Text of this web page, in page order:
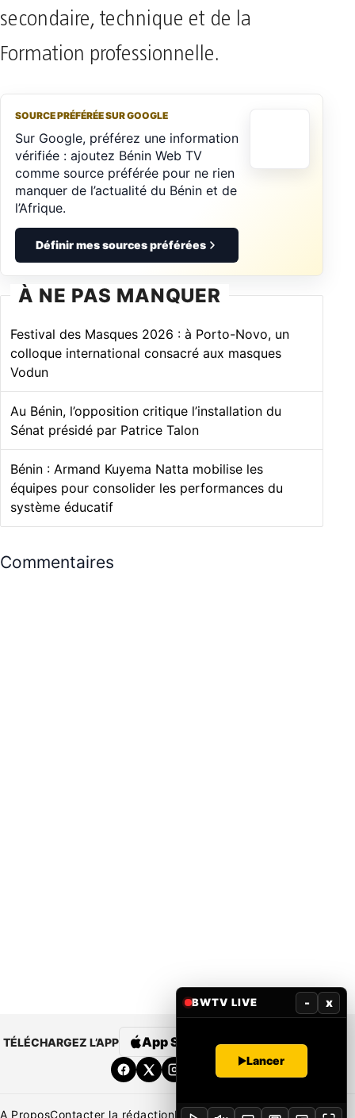
secondaire, technique et de la
Formation professionnelle.
SOURCE PRÉFÉRÉE SUR GOOGLE
Sur Google, préférez une information
vérifiée : ajoutez Bénin Web TV
comme source préférée pour ne rien
manquer de l’actualité du Bénin et de
l’Afrique.
Définir mes sources préférées
À NE PAS MANQUER
Festival des Masques 2026 : à Porto-Novo, un
colloque international consacré aux masques
Vodun
Au Bénin, l’opposition critique l’installation du
Sénat présidé par Patrice Talon
Bénin : Armand Kuyema Natta mobilise les
équipes pour consolider les performances du
système éducatif
Commentaires
TÉLÉCHARGEZ L’APP App Store Google Play
A ProposContacter la rédactionRédaction Mentions légales
BWTV LIVE - x
Lancer